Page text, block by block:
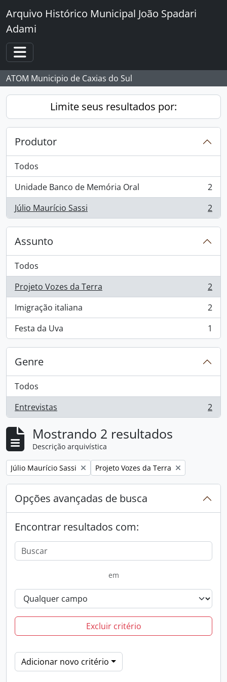
Skip to main content
Arquivo Histórico Municipal João Spadari
Adami
Toggle navigation
ATOM Municipio de Caxias do Sul
Limite seus resultados por:
Produtor
Todos
Unidade Banco de Memória Oral
, 2 resultados
2
Júlio Maurício Sassi
, 2 resultados 2
Assunto
Todos
Projeto Vozes da Terra
, 2 resultados
2
Imigração italiana
, 2 resultados
2
Festa da Uva
, 1 resultados 1
Genre
Todos
Entrevistas
, 2 resultados 2
Mostrando 2 resultados
Descrição arquivística
Remover filtro:
Júlio Maurício Sassi Remover filtro:
Projeto Vozes da Terra
Opções avançadas de busca
Encontrar resultados com:
em
Excluir critério
Adicionar novo critério